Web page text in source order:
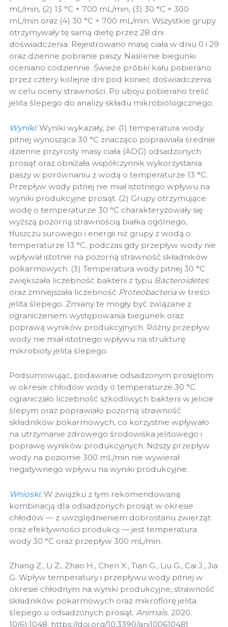
mL/min, (2) 13 °C + 700 mL/min, (3) 30 °C + 300
mL/min oraz (4) 30 °C + 700 mL/min. Wszystkie grupy
otrzymywały tę samą dietę przez 28 dni
doświadczenia. Rejestrowano masę ciała w dniu 0 i 29
oraz dzienne pobranie paszy. Nasilenie biegunki
oceniano codziennie. Świeże próbki kału pobierano
przez cztery kolejne dni pod koniec doświadczenia
w celu oceny strawności. Po uboju pobierano treść
jelita ślepego do analizy składu mikrobiologicznego.
Wyniki:Wyniki wykazały, że: (1) temperatura wody
pitnej wynosząca 30 °C znacząco poprawiała średnie
dzienne przyrosty masy ciała (ADG) odsadzonych
prosiąt oraz obniżała współczynnik wykorzystania
paszy w porównaniu z wodą o temperaturze 13 °C.
Przepływ wody pitnej nie miał istotnego wpływu na
wyniki produkcyjne prosiąt. (2) Grupy otrzymujące
wodę o temperaturze 30 °C charakteryzowały się
wyższą pozorną strawnością białka ogólnego,
tłuszczu surowego i energii niż grupy z wodą o
temperaturze 13 °C, podczas gdy przepływ wody nie
wpływał istotnie na pozorną strawność składników
pokarmowych. (3) Temperatura wody pitnej 30 °C
zwiększała liczebność bakterii z typu Bacteroidetes
oraz zmniejszała liczebność Proteobacteria w treści
jelita ślepego. Zmiany te mogły być związane z
ograniczeniem występowania biegunek oraz
poprawą wyników produkcyjnych. Różny przepływ
wody nie miał istotnego wpływu na strukturę
mikrobioty jelita ślepego.
Podsumowując, podawanie odsadzonym prosiętom
w okresie chłodów wody o temperaturze 30 °C
ograniczało liczebność szkodliwych bakterii w jelicie
ślepym oraz poprawiało pozorną strawność
składników pokarmowych, co korzystnie wpływało
na utrzymanie zdrowego środowiska jelitowego i
poprawę wyników produkcyjnych. Niższy przepływ
wody na poziomie 300 mL/min nie wywierał
negatywnego wpływu na wyniki produkcyjne.
Wnioski:W związku z tym rekomendowaną
kombinacją dla odsadzonych prosiąt w okresie
chłodów — z uwzględnieniem dobrostanu zwierząt
oraz efektywności produkcji — jest temperatura
wody 30 °C oraz przepływ 300 mL/min.
Zhang Z., Li Z., Zhao H., Chen X., Tian G., Liu G., Cai J., Jia
G. Wpływ temperatury i przepływu wody pitnej w
okresie chłodnym na wyniki produkcyjne, strawność
składników pokarmowych oraz mikroflorę jelita
ślepego u odsadzonych prosiąt. Animals. 2020;
10(6):1048. https://doi.org/10.3390/ani10061048]